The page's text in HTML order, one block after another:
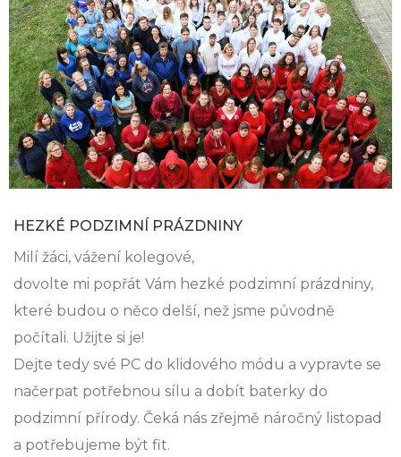
HEZKÉ PODZIMNÍ PRÁZDNINY
Milí žáci, vážení kolegové,
dovolte mi popřát Vám hezké podzimní prázdniny,
které budou o něco delší, než jsme původně
počítali. Užijte si je!
Dejte tedy své PC do klidového módu a vypravte se
načerpat potřebnou sílu a dobít baterky do
podzimní přírody. Čeká nás zřejmě náročný listopad
a potřebujeme být fit.